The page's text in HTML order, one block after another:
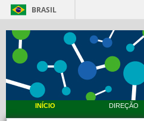
BRASIL
INÍCIO DIREÇÃO